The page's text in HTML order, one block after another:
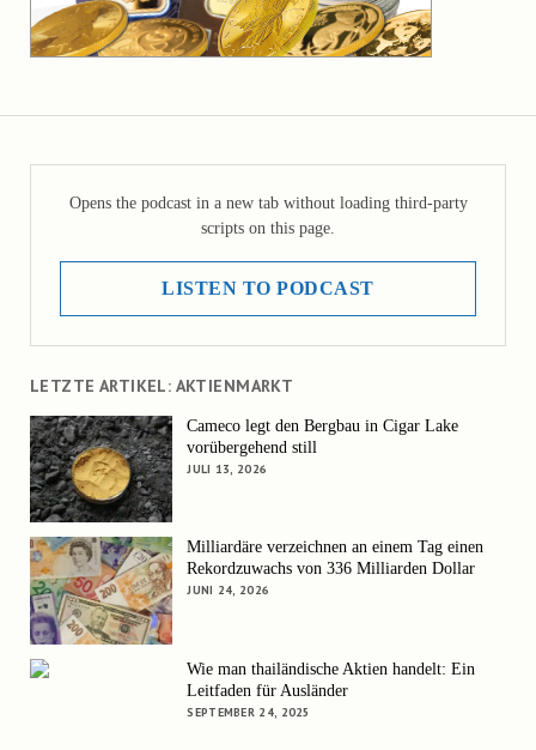
Opens the podcast in a new tab without loading third-party
scripts on this page.
LISTEN TO PODCAST
LETZTE ARTIKEL: AKTIENMARKT
Cameco legt den Bergbau in Cigar Lake
vorübergehend still
JULI 13, 2026
Milliardäre verzeichnen an einem Tag einen
Rekordzuwachs von 336 Milliarden Dollar
JUNI 24, 2026
Wie man thailändische Aktien handelt: Ein
Leitfaden für Ausländer
SEPTEMBER 24, 2025